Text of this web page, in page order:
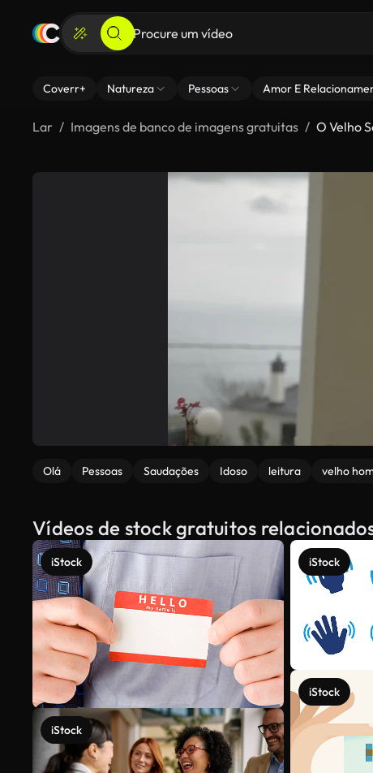
Coverr+ Natureza Pessoas Amor E
Lar Imagens de banco de imagens gratuitas O Velho
Olá Pessoas Saudações Idoso leitura velho
Vídeos de stock gratuitos
iStock
iStock
iStock
iStock